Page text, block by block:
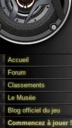
Accueil
Forum
Classements
Le Musée
Blog officiel du jeu
Commencez à jouer !